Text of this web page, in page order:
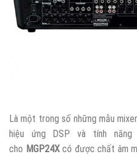
Là một trong số những mẫu
hiệu ứng DSP và tính
cho MGP24Xcó được chất âm